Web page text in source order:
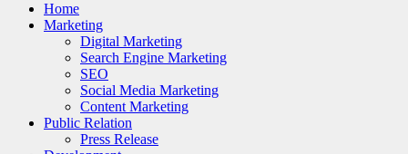
Akudigital
Digital Marketing Tips dan Trik
Home
Marketing
Digital Marketing
Search Engine Marketing
SEO
Social Media Marketing
Content Marketing
Public Relation
Press Release